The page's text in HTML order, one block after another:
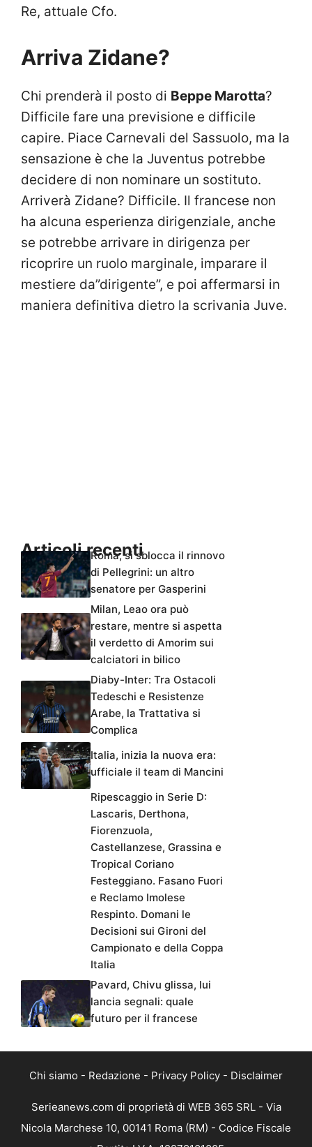
Re, attuale Cfo.
Arriva Zidane?
Chi prenderà il posto di Beppe Marotta?
Difficile fare una previsione e difficile
capire. Piace Carnevali del Sassuolo, ma la
sensazione è che la Juventus potrebbe
decidere di non nominare un sostituto.
Arriverà Zidane? Difficile. Il francese non
ha alcuna esperienza dirigenziale, anche
se potrebbe arrivare in dirigenza per
ricoprire un ruolo marginale, imparare il
mestiere da”dirigente”, e poi affermarsi in
maniera definitiva dietro la scrivania Juve.
Articoli recentiRoma, si sblocca il rinnovo
di Pellegrini: un altro
senatore per Gasperini
Milan, Leao ora può
restare, mentre si aspetta
il verdetto di Amorim sui
calciatori in bilico
Diaby-Inter: Tra Ostacoli
Tedeschi e Resistenze
Arabe, la Trattativa si
Complica
Italia, inizia la nuova era:
ufficiale il team di Mancini
Ripescaggio in Serie D:
Lascaris, Derthona,
Fiorenzuola,
Castellanzese, Grassina e
Tropical Coriano
Festeggiano. Fasano Fuori
e Reclamo Imolese
Respinto. Domani le
Decisioni sui Gironi del
Campionato e della Coppa
Italia
Pavard, Chivu glissa, lui
lancia segnali: quale
futuro per il francese
Chi siamo - Redazione - Privacy Policy - Disclaimer
Serieanews.com di proprietà di WEB 365 SRL - Via
Nicola Marchese 10, 00141 Roma (RM) - Codice Fiscale